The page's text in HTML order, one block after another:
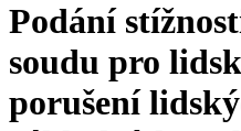
Podání
soudu pro
porušení